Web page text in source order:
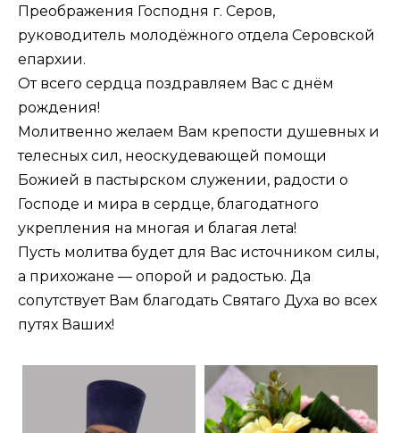
Преображения Господня г. Серов,
руководитель молодёжного отдела Серовской
епархии.
От всего сердца поздравляем Вас с днём
рождения!
Молитвенно желаем Вам крепости душевных и
телесных сил, неоскудевающей помощи
Божией в пастырском служении, радости о
Господе и мира в сердце, благодатного
укрепления на многая и благая лета!
Пусть молитва будет для Вас источником силы,
а прихожане — опорой и радостью. Да
сопутствует Вам благодать Святаго Духа во всех
путях Ваших!